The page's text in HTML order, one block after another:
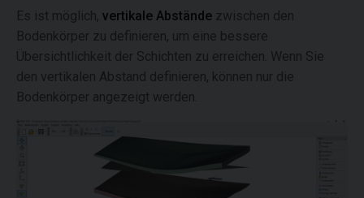
Es ist möglich, vertikale Abstände zwischen den
Bodenkörper zu definieren, um eine bessere
Übersichtlichkeit der Schichten zu erreichen. Wenn Sie
den vertikalen Abstand definieren, können nur die
Bodenkörper angezeigt werden.